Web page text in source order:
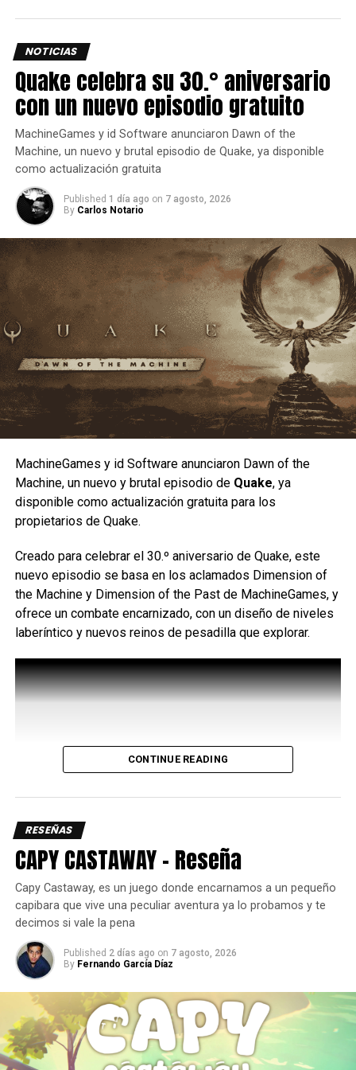
Una peleadora de presión constante.
Yasmine está diseñada para quienes disfrutan de un
estilo de juego ofensivo;
se trata de un personaje de
tipo
rushdown
, cuyo objetivo es mantenerse cerca del
rival para presionarlo de manera constante y obligarlo a
cometer errores. Su estilo de combate está inspirado en
elEskrima, un arte marcial filipino, e incorpora el uso de
unkarambit, además de una gran movilidad, ataques
rápidos y múltiples opciones para extender combos.
Uno de los aspectos más interesantes de su kit es el
Bayani Mode, una mecánica que potencia varios de sus
correctamente este recurso es clave para sacar el máximo
provecho del personaje ya que requiere de dos barras de
energía.
NOTICIAS
Quake celebra su 30.° aniversario
con un nuevo episodio gratuito
MachineGames y id Software anunciaron Dawn of the
Machine, un nuevo y brutal episodio de Quake, ya disponible
como actualización gratuita
Published 1 día ago on 7 agosto, 2026
By Carlos Notario
MachineGames y id Software anunciaron Dawn of the
Machine, un nuevo y brutal episodio de Quake, ya
disponible como actualización gratuita para los
propietarios de Quake.
Creado para celebrar el 30.º aniversario de Quake, este
nuevo episodio se basa en los aclamados Dimension of
the Machine y Dimension of the Past de MachineGames, y
ofrece un combate encarnizado, con un diseño de niveles
laberíntico y nuevos reinos de pesadilla que explorar.
CONTINUE READING
RESEÑAS
CAPY CASTAWAY – Reseña
Capy Castaway, es un juego donde encarnamos a un pequeño
capibara que vive una peculiar aventura ya lo probamos y te
decimos si vale la pena
Published 2 días ago on 7 agosto, 2026
By Fernando García Díaz